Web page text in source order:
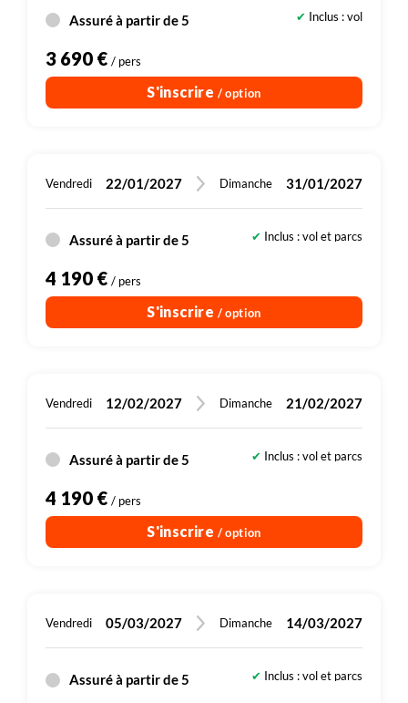
éléphants rouges (du fait de la poussière) et en
baobabs au tronc plus ou moins abîmé par les
susdits pachydermes.
Retour à votre lodge en fin de journée.
Assuré à partir de 5 Inclus : vol
3 690 € / pers
S'inscrire / option
Vendredi 22/01/2027 Dimanche 31/01/2027
Assuré à partir de 5
Inclus : vol et parcs
4 190 € / pers
S'inscrire / option
Vendredi 12/02/2027 Dimanche 21/02/2027
Assuré à partir de 5
Inclus : vol et parcs
4 190 € / pers
S'inscrire / option
Vendredi 05/03/2027 Dimanche 14/03/2027
Assuré à partir de 5
Inclus : vol et parcs